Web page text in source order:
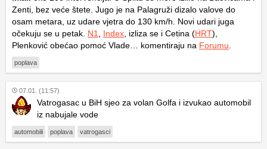
Zenti, bez veće štete. Jugo je na Palagruži dizalo valove do
osam metara, uz udare vjetra do 130 km/h. Novi udari juga
očekuju se u petak. N1 Index , izliza se i Cetina (HRT),
Plenković obećao pomoć Vlade… komentiraju na Forumu
poplava
07.01. (11:57)
Vatrogasac u BiH sjeo za volan Golfa i izvukao automobil
iz nabujale vode
automobili poplava vatrogasci